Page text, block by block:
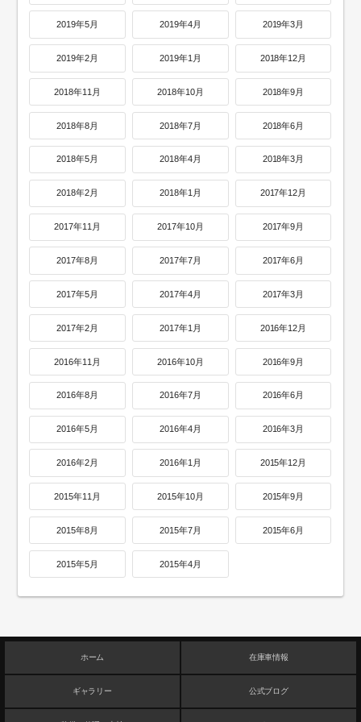
2019年5月 2019年4月 2019年3月
2019年2月 2019年1月 2018年12月
2018年11月 2018年10月 2018年9月
2018年8月 2018年7月 2018年6月
2018年5月 2018年4月 2018年3月
2018年2月 2018年1月 2017年12月
2017年11月 2017年10月 2017年9月
2017年8月 2017年7月 2017年6月
2017年5月 2017年4月 2017年3月
2017年2月 2017年1月 2016年12月
2016年11月 2016年10月 2016年9月
2016年8月 2016年7月 2016年6月
2016年5月 2016年4月 2016年3月
2016年2月 2016年1月 2015年12月
2015年11月 2015年10月 2015年9月
2015年8月 2015年7月 2015年6月
2015年5月 2015年4月
ホーム 在庫車情報
ギャラリー 公式ブログ